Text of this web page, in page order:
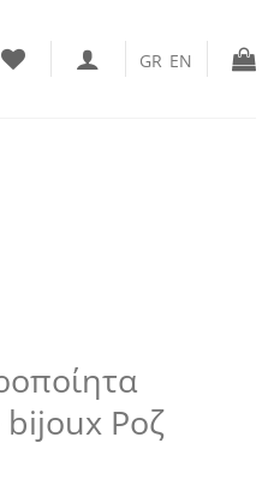
GR EN
bijoux Ροζ